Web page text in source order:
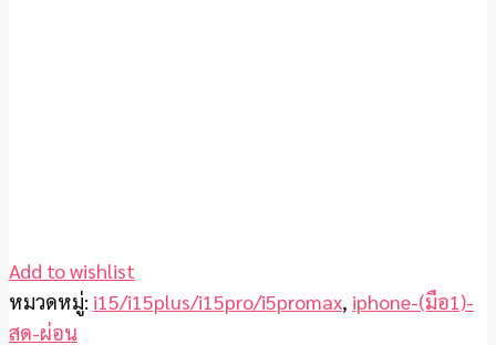
Add to wishlist
หมวดหมู่: i15/i15plus/i15pro/i5promax, iphone-(มือ1)-
สด-ผ่อน